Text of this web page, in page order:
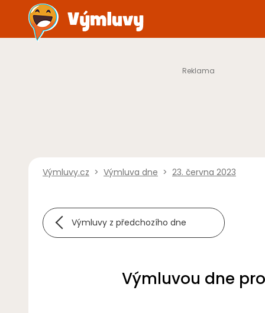
Výmluvy.cz > Výmluva dne > 23. června 2023
Výmluvy z předchozího dne
Výmluvou dne